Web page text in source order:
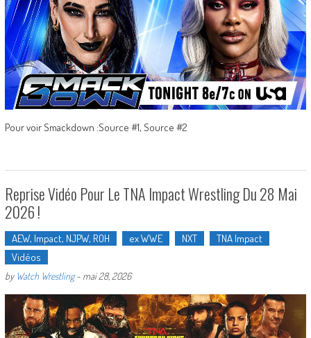
Pour voir Smackdown :Source #1, Source #2
Reprise Vidéo Pour Le TNA Impact Wrestling Du 28 Mai
2026 !
AEW, Impact, NJPW, ROH ex WWE NXT
TNA Impact
Vidéos
by Watch Wrestling- mai 28, 2026